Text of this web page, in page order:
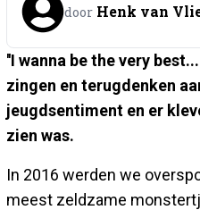
door Henk van
''I wanna be the very
zingen en terugdenken
jeugdsentiment en er
zien was.
In 2016 werden we
meest zeldzame